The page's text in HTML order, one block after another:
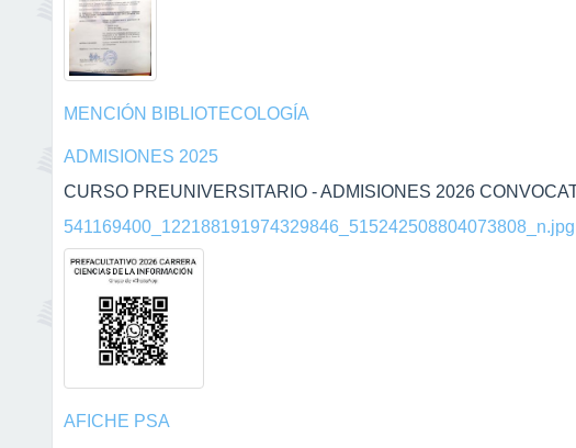
MENCIÓN BIBLIOTECOLOGÍA
ADMISIONES 2025
CURSO PREUNIVERSITARIO - ADMISIONES 2026
541169400_122188191974329846_515242508804073808_n.jpg
AFICHE PSA